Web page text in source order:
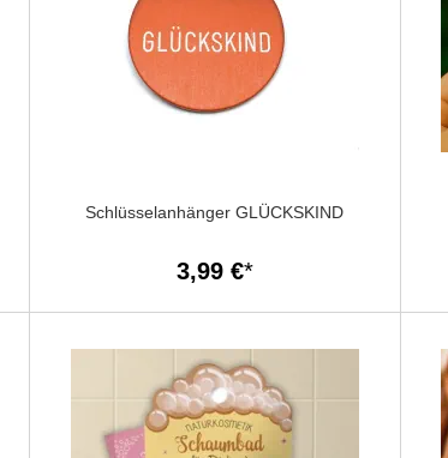
Schlüsselanhänger GLÜCKSKIND
3,99 €